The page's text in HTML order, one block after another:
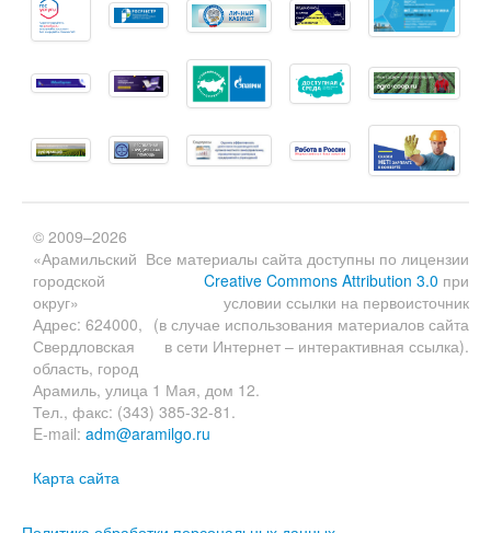
Все материалы сайта доступны по лицензии
Creative Commons Attribution 3.0 при
условии ссылки на первоисточник
(в случае использования материалов сайта
в сети Интернет – интерактивная ссылка).
© 2009–2026
«Арамильский
городской
округ»
Адрес: 624000,
Свердловская
область, город
Арамиль, улица 1 Мая, дом 12.
Тел., факс: (343) 385-32-81.
E-mail: adm@aramilgo.ru
Карта сайта